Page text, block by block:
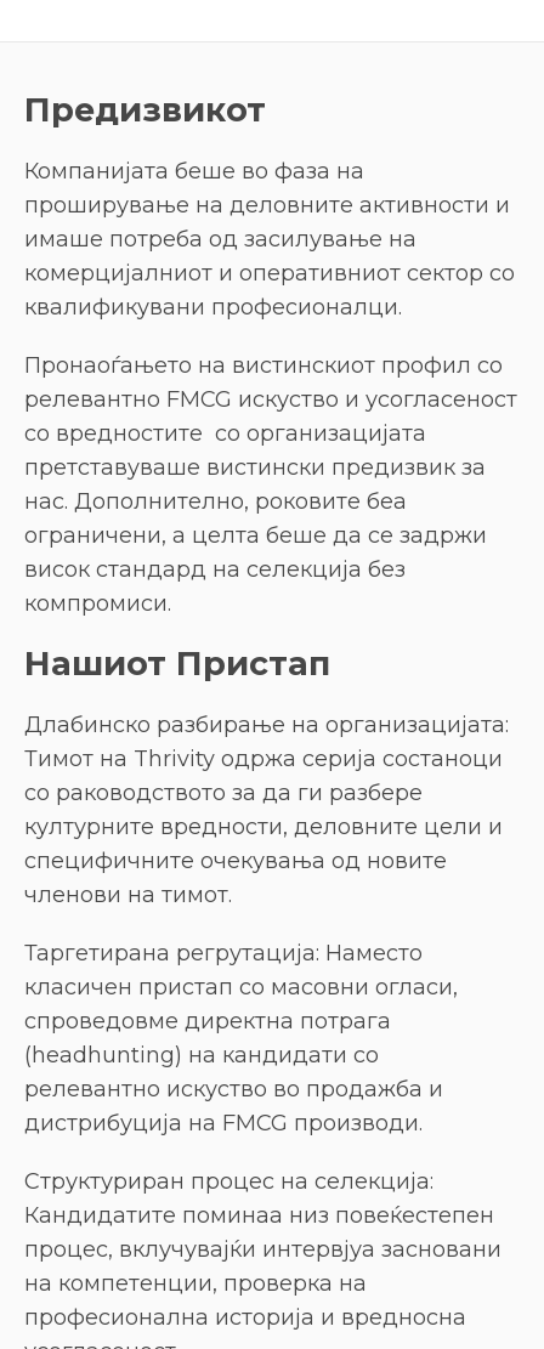
Предизвикот
Компанијата беше во фаза на
проширување на деловните активности и
имаше потреба од засилување на
комерцијалниот и оперативниот сектор со
квалификувани професионалци.
Пронаоѓањето на вистинскиот профил со
релевантно FMCG искуство и усогласеност
со вредностите со организацијата
претставуваше вистински предизвик за
нас. Дополнително, роковите беа
ограничени, а целта беше да се задржи
висок стандард на селекција без
компромиси.
Нашиот Пристап
Длабинско разбирање на организацијата:
Тимот на Thrivity одржа серија состаноци
со раководството за да ги разбере
културните вредности, деловните цели и
специфичните очекувања од новите
членови на тимот.
Таргетирана регрутација: Наместо
класичен пристап со масовни огласи,
спроведовме директна потрага
(headhunting) на кандидати со
релевантно искуство во продажба и
дистрибуција на FMCG производи.
Структуриран процес на селекција:
Кандидатите поминаа низ повеќестепен
процес, вклучувајќи интервјуа засновани
на компетенции, проверка на
професионална историја и вредносна